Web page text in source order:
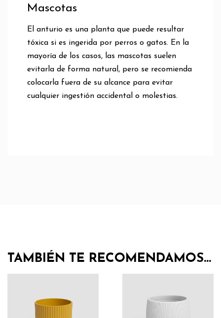
Mascotas
El anturio es una planta que puede resultar
tóxica si es ingerida por perros o gatos. En la
mayoría de los casos, las mascotas suelen
evitarla de forma natural, pero se recomienda
colocarla fuera de su alcance para evitar
cualquier ingestión accidental o molestias.
TAMBIÉN TE RECOMENDAMOS…